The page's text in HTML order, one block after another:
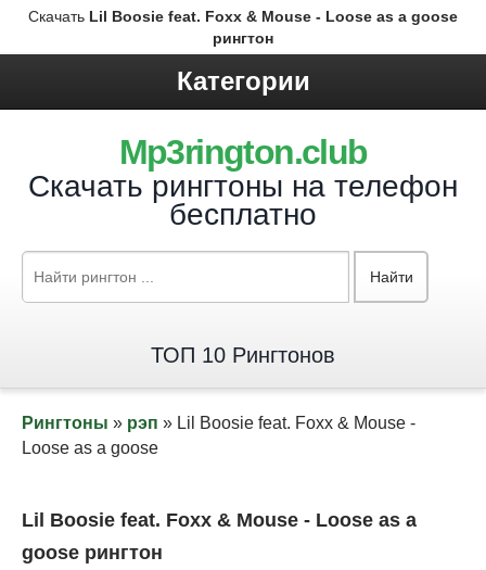
Скачать Lil Boosie feat. Foxx & Mouse - Loose as a goose
рингтон
Категории
Mp3rington.club
Скачать рингтоны на телефон
бесплатно
Найти
ТОП 10 Рингтонов
Рингтоны » рэп » Lil Boosie feat. Foxx & Mouse -
Loose as a goose
Lil Boosie feat. Foxx & Mouse - Loose as a
goose рингтон